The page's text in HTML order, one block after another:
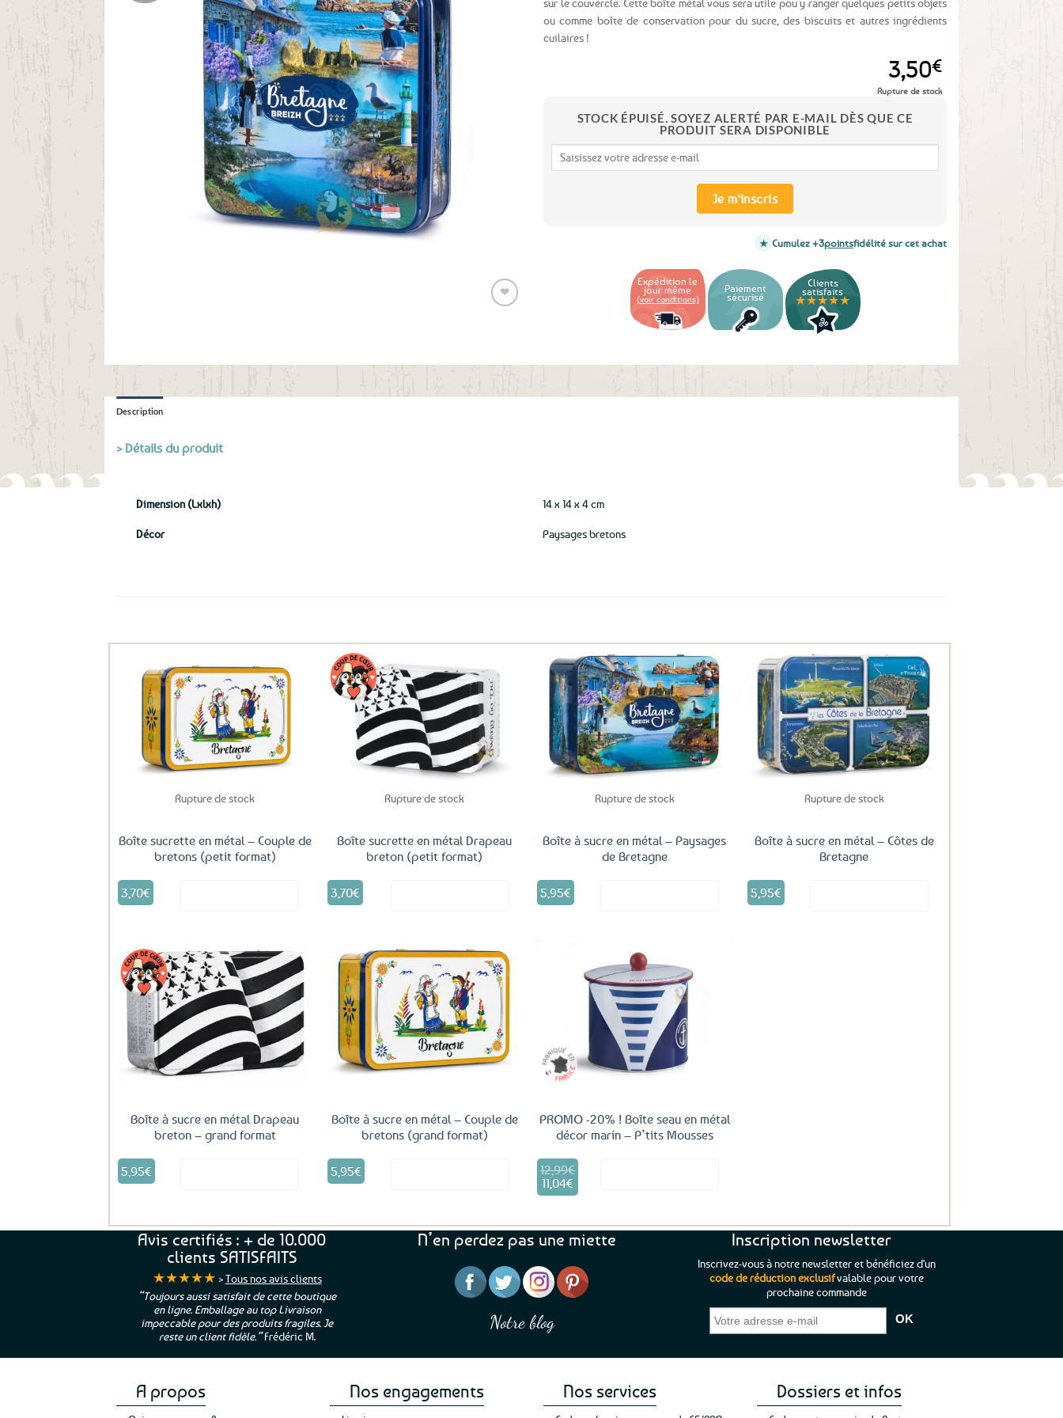
❤
aux
sur le couvercle. Cette boîte métal vous sera utile pou y ranger quelques petits objets
ou comme boîte de conservation pour du sucre, des biscuits et autres ingrédients
cuilaires !
3,50€
Rupture de stock
STOCK ÉPUISÉ. SOYEZ ALERTÉ PAR E-MAIL DÈS QUE CE
PRODUIT SERA DISPONIBLE
Je m'inscris
Cumulez +3pointsfidélité sur cet achat
Expédition le
jour même
(voir conditions)
Paiement
sécurisé
Clients
satisfaits
★★★★★
Description
> Détails du produit
Dimension (Lxlxh) 14 x 14 x 4 cm
Décor Paysages bretons
Ajouter
aux
favoris
Rupture de stock
Boîte sucrette en métal – Couple de
bretons (petit format)
3,70€
Ajouter
aux
favoris
Rupture de stock
Boîte sucrette en métal Drapeau
breton (petit format)
3,70€
Ajouter
aux
favoris
Rupture de stock
Boîte à sucre en métal – Paysages
de Bretagne
5,95€
Ajouter
aux
favoris
Rupture de stock
Boîte à sucre en métal – Côtes de
Bretagne
5,95€
Ajouter
aux
favoris
Boîte à sucre en métal Drapeau
breton – grand format
5,95€
Ajouter
favoris
Boîte à sucre en métal – Couple de
bretons (grand format)
5,95€
PROMO -20% ! Boîte seau en métal
décor marin – P’tits Mousses
12,99€
Le
prix
initial
11,04€
Le
est :
11,04€.
Avis certifiés : + de 10.000
clients SATISFAITS
★★★★★ >Tous nos avis clients
“Toujours aussi satisfait de cette boutique
en ligne. Emballage au top Livraison
impeccable pour des produits fragiles. Je
reste un client fidèle.”Frédéric M.
“Une boutique que je recommande pour
leur sérieux, des bons et beaux produits
et une équipe à l’écoute :-)”Patricia M.
“J’ai mis 5 étoiles parce que je pouvais pas
en mettre 6 ;)
Je suis plus que satisfaite de mon achat et
de ma livraison. Ne changez rien”Jade C.
“C’est agréable et tout aussi rassurant
de constater qu’il n’y a pas de petite
commande, mais un client à satisfaire.”
N’en perdez pas une miette
Notre blog
Inscription newsletter
Inscrivez-vous à notre newsletter et bénéficiez d'un
code de réduction exclusifvalable pour votre
prochaine commande
A propos Nos engagements Nos services Dossiers et infos